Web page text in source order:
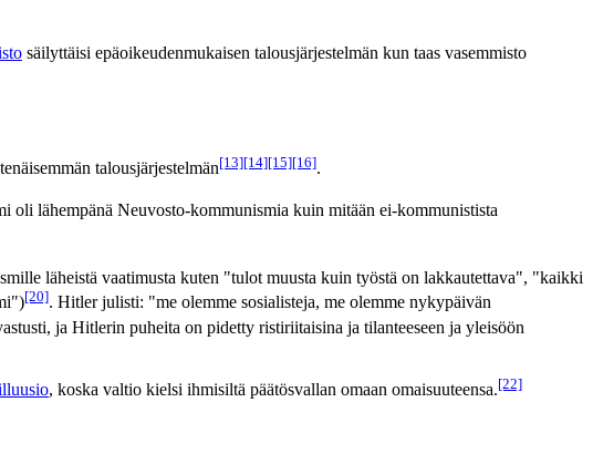
säilyttäisi epäoikeudenmukaisen talousjärjestelmän kun taas vasemmisto
talousjärjestelmän[13][14][15][16].
oli lähempänä Neuvosto-kommunismia kuin mitään ei-kommunistista
läheistä vaatimusta kuten "tulot muusta kuin työstä on lakkautettava", "kaikki
[20]. Hitler julisti: "me olemme sosialisteja, me olemme nykypäivän
ja Hitlerin puheita on pidetty ristiriitaisina ja tilanteeseen ja yleisöön
, koska valtio kielsi ihmisiltä päätösvallan omaan omaisuuteensa.[22]